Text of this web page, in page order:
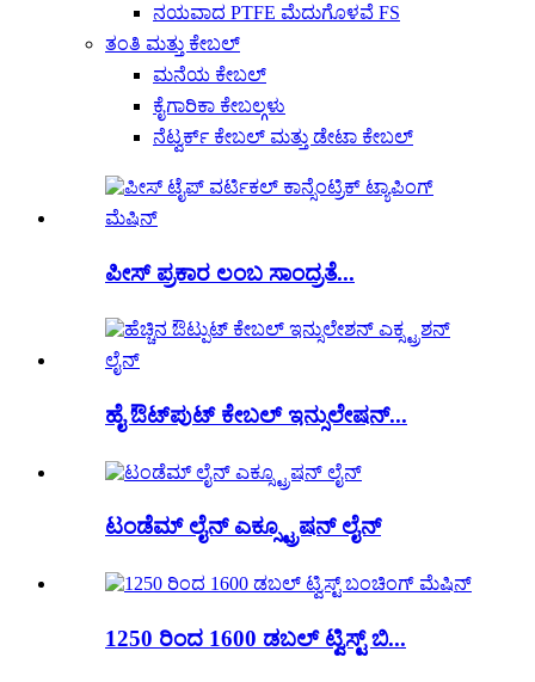
ನಯವಾದ PTFE ಮೆದುಗೊಳವೆ FS
ತಂತಿ ಮತ್ತು ಕೇಬಲ್
ಮನೆಯ ಕೇಬಲ್
ಕೈಗಾರಿಕಾ ಕೇಬಲ್ಗಳು
ನೆಟ್ವರ್ಕ್ ಕೇಬಲ್ ಮತ್ತು ಡೇಟಾ ಕೇಬಲ್
ಪೀಸ್ ಪ್ರಕಾರ ಲಂಬ ಸಾಂದ್ರತೆ...
ಹೈ ಔಟ್‌ಪುಟ್ ಕೇಬಲ್ ಇನ್ಸುಲೇಷನ್...
ಟಂಡೆಮ್ ಲೈನ್ ಎಕ್ಸ್ಟ್ರೂಷನ್ ಲೈನ್
1250 ರಿಂದ 1600 ಡಬಲ್ ಟ್ವಿಸ್ಟ್ ಬಿ...